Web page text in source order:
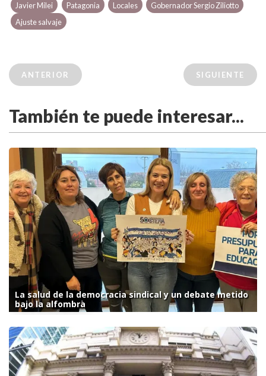
Javier Milei Patagonia Locales
Gobernador Sergio Ziliotto
Ajuste salvaje
ANTERIOR SIGUIENTE
También te puede interesar...
La salud de la democracia sindical y un debate metido
bajo la alfombra